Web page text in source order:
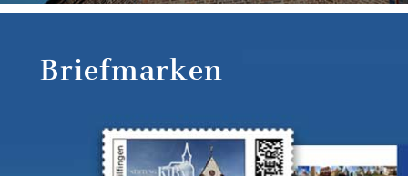
Briefmarken